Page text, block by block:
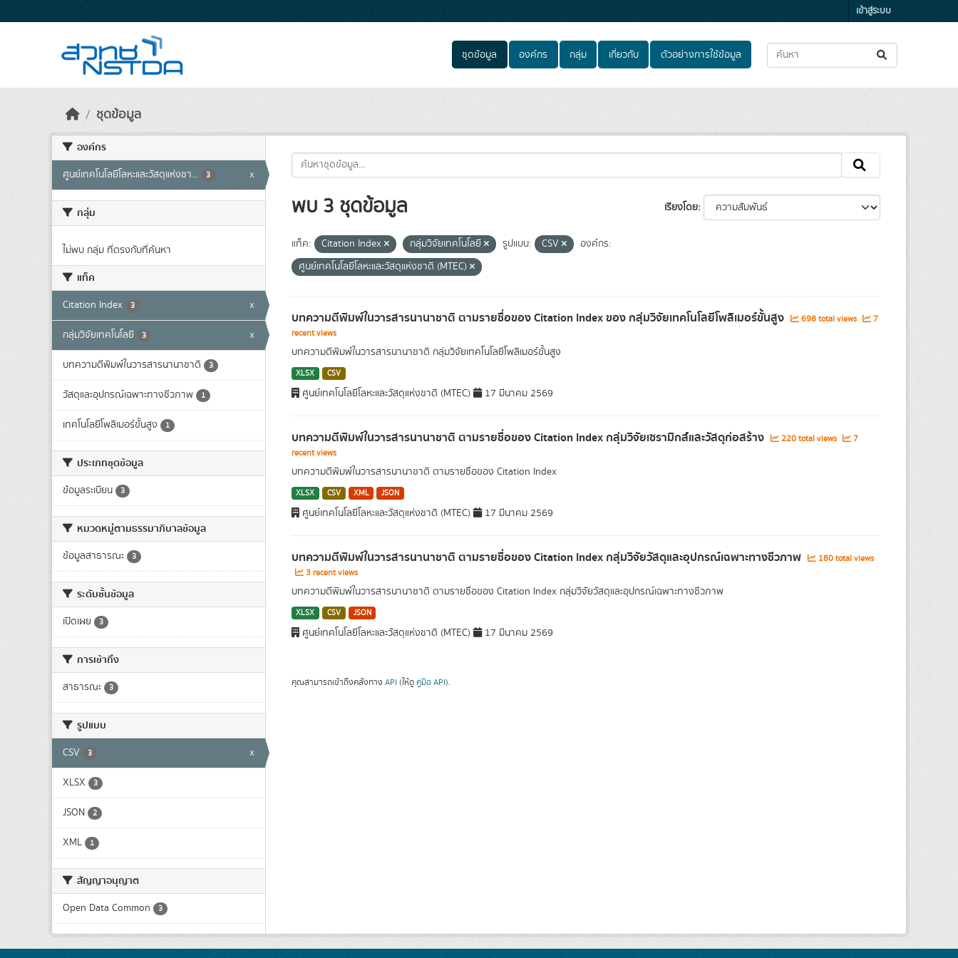
เข้าสู่ระบบ
ชุดข้อมูล องค์กร กลุ่ม เกี่ยวกับ ตัวอย่างการใช้ข้อมูล
ชุดข้อมูล
องค์กร
ศูนย์เทคโนโลยีโลหะและวัสดุแห่งชา... 3 x
กลุ่ม
ไม่พบ กลุ่ม ที่ตรงกับที่ค้นหา
แท็ค
Citation Index 3 x
กลุ่มวิจัยเทคโนโลยี 3 x
บทความตีพิมพ์ในวารสารนานาชาติ 3
วัสดุและอุปกรณ์เฉพาะทางชีวภาพ 1
เทคโนโลยีโพลิเมอร์ขั้นสูง 1
ประเภทชุดข้อมูล
ข้อมูลระเบียน 3
หมวดหมู่ตามธรรมาภิบาลข้อมูล
ข้อมูลสาธารณะ 3
ระดับชั้นข้อมูล
เปิดเผย 3
การเข้าถึง
สาธารณะ 3
รูปแบบ
CSV 3 x
XLSX 3
JSON 2
XML 1
สัญญาอนุญาต
Open Data Common 3
เรียงโดย
พบ 3 ชุดข้อมูล
แท็ค: Citation Index กลุ่มวิจัยเทคโนโลยี รูปแบบ: CSV
องค์กร:
ศูนย์เทคโนโลยีโลหะและวัสดุแห่งชาติ (MTEC)
บทความตีพิมพ์ในวารสารนานาชาติ ตามรายชื่อของ Citation Index ของ กลุ่มวิจัยเทคโนโลยีโพลิเมอร์ขั้นสูง 698 total views
7
recent views
บทความตีพิมพ์ในวารสารนานาชาติ กลุ่มวิจัยเทคโนโลยีโพลิเมอร์ขั้นสูง
XLSX CSV
ศูนย์เทคโนโลยีโลหะและวัสดุแห่งชาติ (MTEC) 17 มีนาคม 2569
บทความตีพิมพ์ในวารสารนานาชาติ ตามรายชื่อของ Citation Index กลุ่มวิจัยเซรามิกส์และวัสดุก่อสร้าง 220 total views
7
recent views
บทความตีพิมพ์ในวารสารนานาชาติ ตามรายชื่อของ Citation Index
XLSX CSV XML JSON
ศูนย์เทคโนโลยีโลหะและวัสดุแห่งชาติ (MTEC) 17 มีนาคม 2569
บทความตีพิมพ์ในวารสารนานาชาติ ตามรายชื่อของ Citation Index กลุ่มวิจัยวัสดุและอุปกรณ์เฉพาะทางชีวภาพ
180 total views
3 recent views
บทความตีพิมพ์ในวารสารนานาชาติ ตามรายชื่อของ Citation Index กลุ่มวิจัยวัสดุและอุปกรณ์เฉพาะทางชีวภาพ
XLSX CSV JSON
ศูนย์เทคโนโลยีโลหะและวัสดุแห่งชาติ (MTEC) 17 มีนาคม 2569
คุณสามารถเข้าถึงคลังทาง API (ให้ดู คู่มือ API).